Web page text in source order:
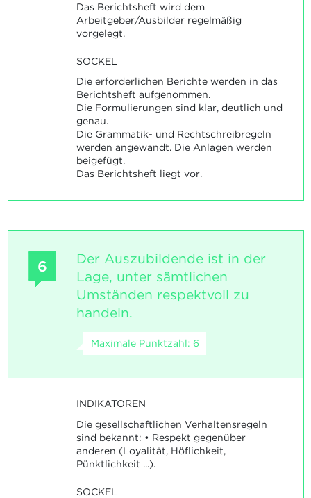
Das Berichtsheft wird dem
Arbeitgeber/Ausbilder regelmäßig
vorgelegt.
SOCKEL
Die erforderlichen Berichte werden in das
Berichtsheft aufgenommen.
Die Formulierungen sind klar, deutlich und
genau.
Die Grammatik- und Rechtschreibregeln
werden angewandt. Die Anlagen werden
beigefügt.
Das Berichtsheft liegt vor.
6
Der Auszubildende ist in der
Lage, unter sämtlichen
Umständen respektvoll zu
handeln.
Maximale Punktzahl: 6
INDIKATOREN
Die gesellschaftlichen Verhaltensregeln
sind bekannt: • Respekt gegenüber
anderen (Loyalität, Höflichkeit,
Pünktlichkeit ...).
SOCKEL